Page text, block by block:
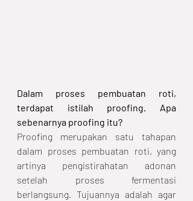
Dalam proses pembuatan roti,
terdapat istilah proofing. Apa
sebenarnya proofing itu?
Proofing merupakan satu tahapan
dalam proses pembuatan roti, yang
artinya pengistirahatan adonan
setelah proses fermentasi
berlangsung. Tujuannya adalah agar